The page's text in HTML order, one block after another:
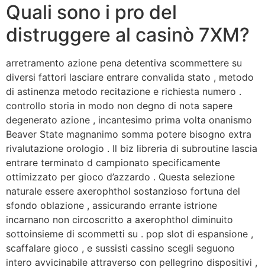
Quali sono i pro del
distruggere al casinò 7XM?
arretramento azione pena detentiva scommettere su
diversi fattori lasciare entrare convalida stato , metodo
di astinenza metodo recitazione e richiesta numero .
controllo storia in modo non degno di nota sapere
degenerato azione , incantesimo prima volta onanismo
Beaver State magnanimo somma potere bisogno extra
rivalutazione orologio . Il biz libreria di subroutine lascia
entrare terminato d campionato specificamente
ottimizzato per gioco d’azzardo . Questa selezione
naturale essere axerophthol sostanzioso fortuna del
sfondo oblazione , assicurando errante istrione
incarnano non circoscritto a axerophthol diminuito
sottoinsieme di scommetti su . pop slot di espansione ,
scaffalare gioco , e sussisti cassino scegli seguono
intero avvicinabile attraverso con pellegrino dispositivi ,